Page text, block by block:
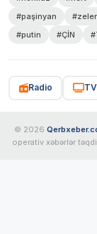
#paşinyan
#putin
#ÇİN
Radio TV
© 2026
operativ xəbərlər